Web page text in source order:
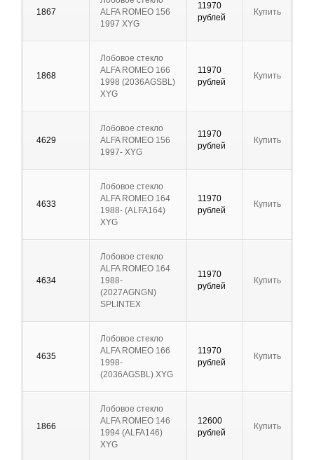
1867
ALFA ROMEO 156
1997 XYG
11970
рублей
Купить
1868
Лобовое стекло
ALFA ROMEO 166
1998 (2036AGSBL)
XYG
11970
рублей
Купить
4629
Лобовое стекло
ALFA ROMEO 156
1997- XYG
11970
рублей
Купить
4633
Лобовое стекло
ALFA ROMEO 164
1988- (ALFA164)
XYG
11970
рублей
Купить
4634
Лобовое стекло
ALFA ROMEO 164
1988-
(2027AGNGN)
SPLINTEX
11970
рублей
Купить
4635
Лобовое стекло
ALFA ROMEO 166
1998-
(2036AGSBL) XYG
11970
рублей
Купить
1866
Лобовое стекло
ALFA ROMEO 146
1994 (ALFA146)
XYG
12600
рублей
Купить